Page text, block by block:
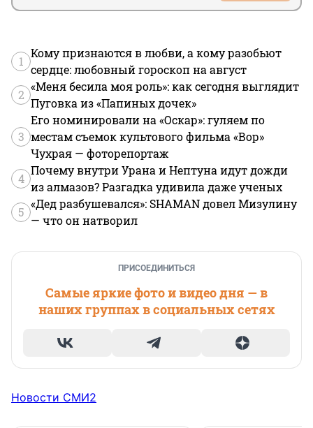
1
Кому признаются в любви, а кому разобьют
сердце: любовный гороскоп на август
2
«Меня бесила моя роль»: как сегодня выглядит
Пуговка из «Папиных дочек»
3
Его номинировали на «Оскар»: гуляем по
местам съемок культового фильма «Вор»
Чухрая — фоторепортаж
4
Почему внутри Урана и Нептуна идут дожди
из алмазов? Разгадка удивила даже ученых
5
«Дед разбушевался»: SHAMAN довел Мизулину
— что он натворил
ПРИСОЕДИНИТЬСЯ
Самые яркие фото и видео дня — в
наших группах в социальных сетях
Новости СМИ2